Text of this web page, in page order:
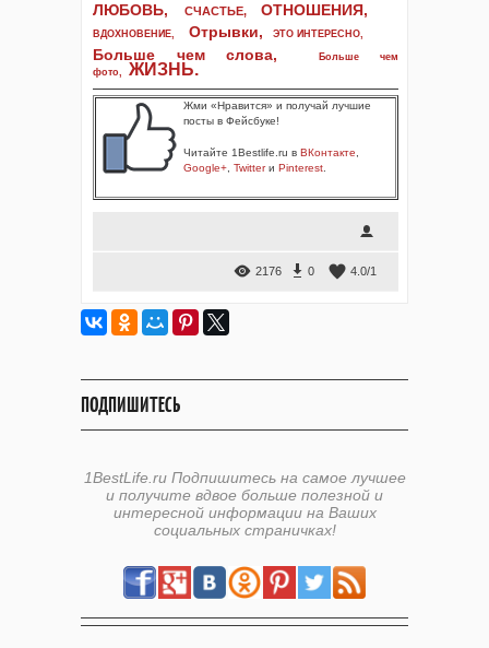
ЛЮБОВЬ, СЧАСТЬЕ, ОТНОШЕНИЯ,
ВДОХНОВЕНИЕ, Отрывки, ЭТО ИНТЕРЕСНО,
Больше чем слова,
Больше чем
фото, ЖИЗНЬ.
Жми «Нравится» и получай лучшие
посты в Фейсбуке!
Читайте 1Bestlife.ru в ВКонтакте
Google+ Twitterи Pinterest
2176 0 4.0/1
ПОДПИШИТЕСЬ
1BestLife.ru Подпишитесь на самое лучшее
и получите вдвое больше полезной и
интересной информации на Ваших
социальных страничках!